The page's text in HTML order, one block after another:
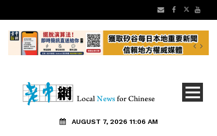
AUGUST 7, 2026 11:06 AM